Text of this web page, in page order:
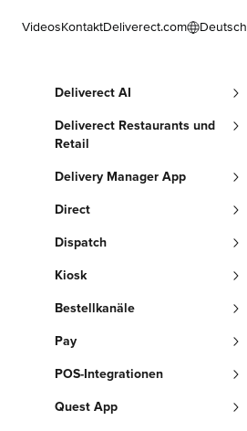
VideosKontaktDeliverect.com Deutsch
Deliverect AI
Deliverect Restaurants und
Retail
Delivery Manager App
Direct
Dispatch
Kiosk
Bestellkanäle
Pay
POS-Integrationen
Quest App